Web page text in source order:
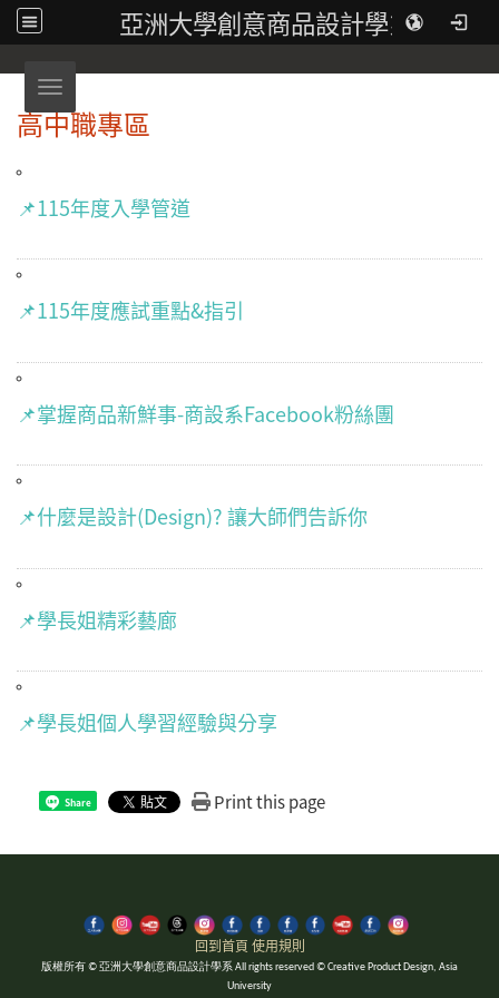
亞洲大學創意商品設計學系
Toggle navigation
高中職專區
📌115年度入學管道
📌115年度應試重點&指引
📌掌握商品新鮮事-商設系Facebook粉絲團
📌什麼是設計(Design)? 讓大師們告訴你
📌學長姐精彩藝廊
📌學長姐個人學習經驗與分享
Share Print this page
回到首頁 使用規則
版權所有 © 亞洲大學創意商品設計學系 All rights reserved © Creative Product Design, Asia
University